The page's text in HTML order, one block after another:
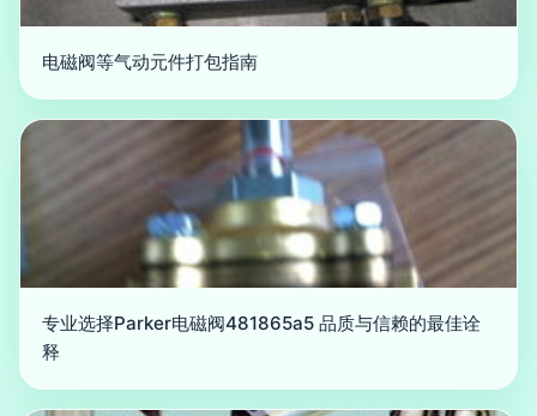
电磁阀等气动元件打包指南
专业选择Parker电磁阀481865a5 品质与信赖的最佳诠
释